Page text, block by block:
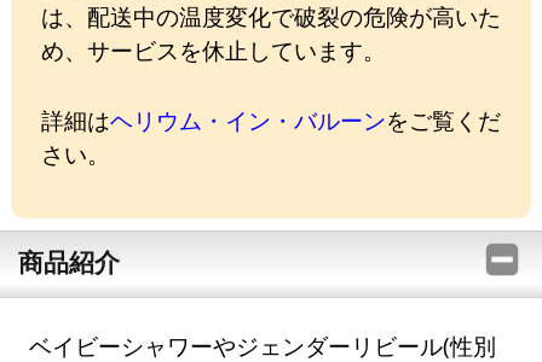
は、配送中の温度変化で破裂の危険が高いた
め、サービスを休止しています。
詳細はヘリウム・イン・バルーンをご覧くだ
さい。
商品紹介
ベイビーシャワーやジェンダーリビール(性別